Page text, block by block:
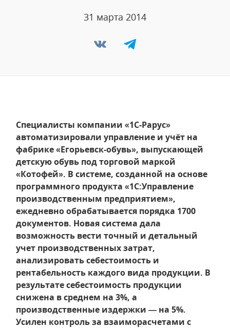
31 марта 2014
Специалисты компании «1С-Рарус»
автоматизировали управление и учёт на
фабрике «Егорьевск-обувь», выпускающей
детскую обувь под торговой маркой
«Котофей». В системе, созданной на основе
программного продукта «1С:Управление
производственным предприятием»,
ежедневно обрабатывается порядка 1700
документов. Новая система дала
возможность вести точный и детальный
учет производственных затрат,
анализировать себестоимость и
рентабельность каждого вида продукции. В
результате себестоимость продукции
снижена в среднем на 3%, а
производственные издержки — на 5%.
Усилен контроль за взаиморасчетами с